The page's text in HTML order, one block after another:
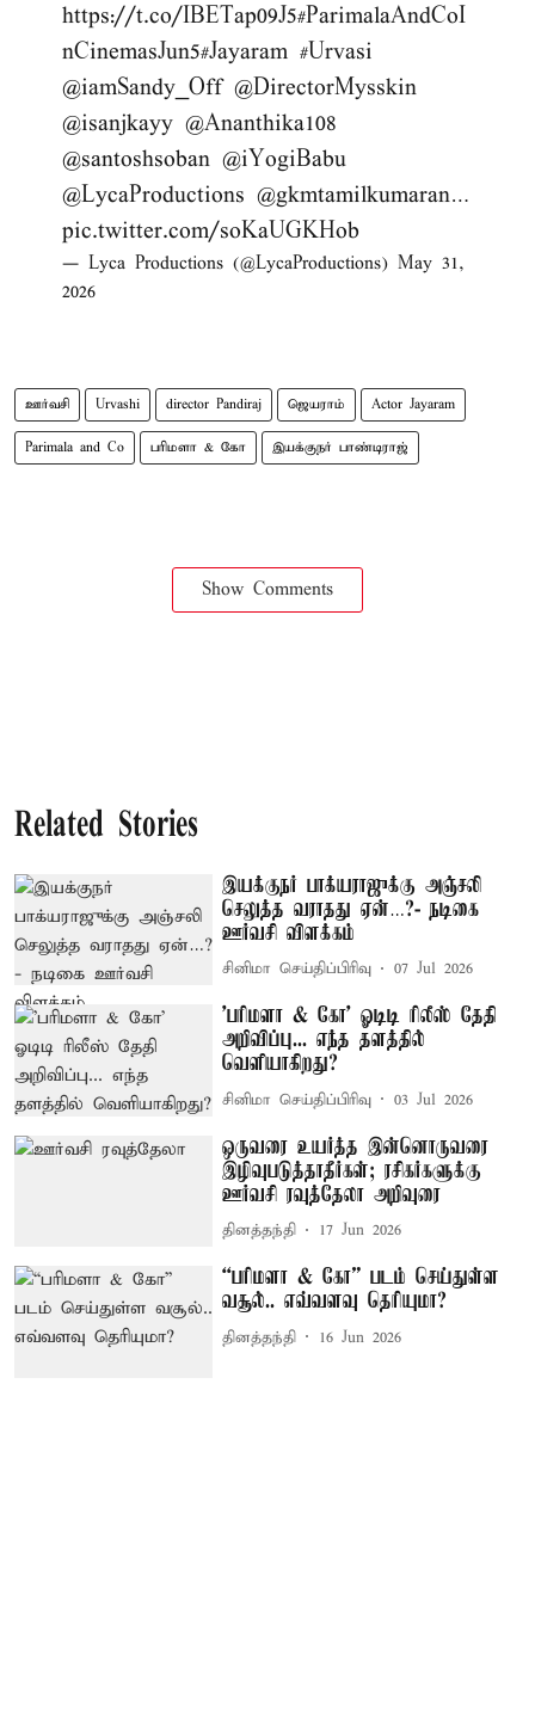
https://t.co/IBETap09J5#ParimalaAndCoI
nCinemasJun5#Jayaram #Urvasi
@iamSandy_Off @DirectorMysskin
@isanjkayy @Ananthika108
@santoshsoban @iYogiBabu
@LycaProductions @gkmtamilkumaran…
pic.twitter.com/soKaUGKHob
— Lyca Productions (@LycaProductions) May 31,
2026
ஊர்வசி Urvashi director Pandiraj ஜெயராம் Actor Jayaram
Parimala and Co பரிமளா & கோ இயக்குநர் பாண்டிராஜ்
Show Comments
Related Stories
இயக்குநர் பாக்யராஜுக்கு அஞ்சலி
செலுத்த வராதது ஏன்…?- நடிகை
ஊர்வசி விளக்கம்
சினிமா செய்திப்பிரிவு 07 Jul 2026
'பரிமளா & கோ' ஓடிடி ரிலீஸ் தேதி
அறிவிப்பு... எந்த தளத்தில்
வெளியாகிறது?
சினிமா செய்திப்பிரிவு 03 Jul 2026
ஒருவரை உயர்த்த இன்னொருவரை
இழிவுபடுத்தாதீர்கள்; ரசிகர்களுக்கு
ஊர்வசி ரவுத்தேலா அறிவுரை
தினத்தந்தி 17 Jun 2026
“பரிமளா & கோ” படம் செய்துள்ள
வசூல்.. எவ்வளவு தெரியுமா?
தினத்தந்தி 16 Jun 2026